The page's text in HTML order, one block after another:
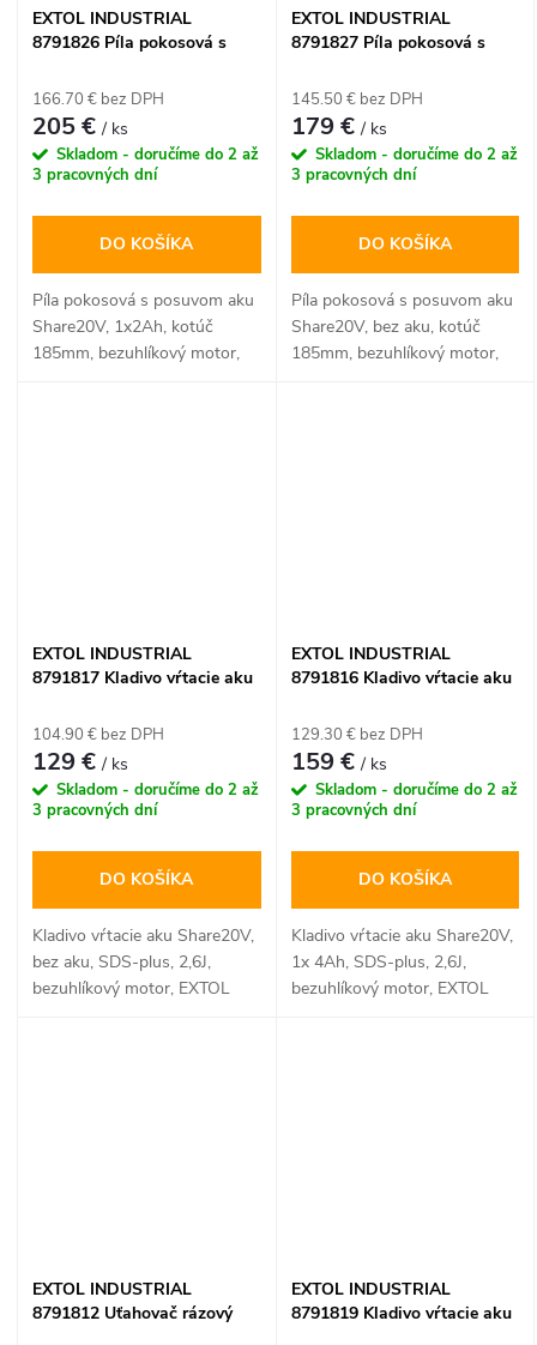
EXTOL INDUSTRIAL
8791826 Píla pokosová s
1x2Ah, kotúč 185mm,
bezuhlíkový motor
166.70 € bez DPH
205 €/ ks
Skladom - doručíme do 2 až
3 pracovných dní
DO KOŠÍKA
Píla pokosová s posuvom aku
Share20V, 1x2Ah, kotúč
185mm, bezuhlíkový motor,
EXTOL INDUSTRIAL
8791827 Píla pokosová s
aku, kotúč 185mm,
bezuhlíkový motor
145.50 € bez DPH
179 €/ ks
Skladom - doručíme do 2 až
3 pracovných dní
DO KOŠÍKA
Píla pokosová s posuvom aku
Share20V, bez aku, kotúč
185mm, bezuhlíkový motor,
EXTOL INDUSTRIAL
8791817 Kladivo vŕtacie aku
plus, 2,6J, bezuhlíkový motor
104.90 € bez DPH
129 €/ ks
Skladom - doručíme do 2 až
3 pracovných dní
DO KOŠÍKA
Kladivo vŕtacie aku Share20V,
bez aku, SDS-plus, 2,6J,
bezuhlíkový motor, EXTOL
EXTOL INDUSTRIAL
8791816 Kladivo vŕtacie aku
2,6J, bezuhlíkový motor
129.30 € bez DPH
159 €/ ks
Skladom - doručíme do 2 až
3 pracovných dní
DO KOŠÍKA
Kladivo vŕtacie aku Share20V,
1x 4Ah, SDS-plus, 2,6J,
bezuhlíkový motor, EXTOL
EXTOL INDUSTRIAL
8791812 Uťahovač rázový
EXTOL INDUSTRIAL
8791819 Kladivo vŕtacie aku